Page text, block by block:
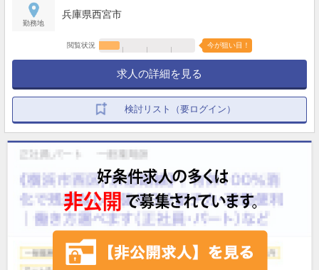
勤務地
兵庫県西宮市
閲覧状況 今が狙い目！
求人の詳細を見る
検討リスト（要ログイン）